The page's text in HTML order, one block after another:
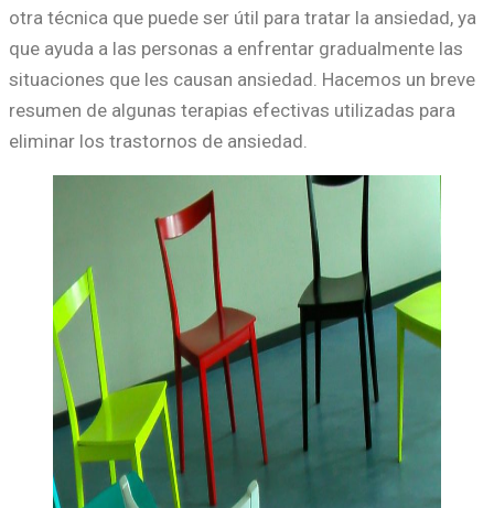
otra técnica que puede ser útil para tratar la ansiedad, ya
que ayuda a las personas a enfrentar gradualmente las
situaciones que les causan ansiedad. Hacemos un breve
resumen de algunas terapias efectivas utilizadas para
eliminar los trastornos de ansiedad.